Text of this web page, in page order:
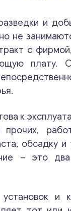
и
не
с
плату.
к
обсадку
– это